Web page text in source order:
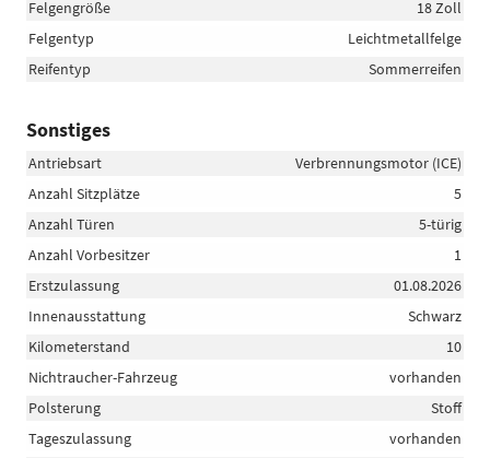
Felgengröße
18 Zoll
Felgentyp
Leichtmetallfelge
Reifentyp
Sommerreifen
Sonstiges
Antriebsart
Verbrennungsmotor (ICE)
Anzahl Sitzplätze
5
Anzahl Türen
5-türig
Anzahl Vorbesitzer
1
Erstzulassung
01.08.2026
Innenausstattung
Schwarz
Kilometerstand
10
Nichtraucher-Fahrzeug
vorhanden
Polsterung
Stoff
Tageszulassung
vorhanden